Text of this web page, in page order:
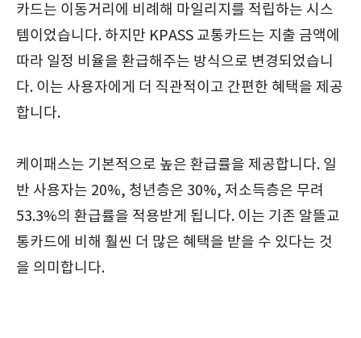
카드는 이동거리에 비례해 마일리지를 적립하는 시스
템이었습니다. 하지만 KPASS 교통카드는 지출 금액에
따라 일정 비율을 환급해주는 방식으로 변경되었습니
다. 이는 사용자에게 더 직관적이고 간편한 혜택을 제공
합니다.
케이패스는 기본적으로 높은 환급률을 제공합니다. 일
반 사용자는 20%, 청년층은 30%, 저소득층은 무려
53.3%의 환급률을 적용받게 됩니다. 이는 기존 알뜰교
통카드에 비해 훨씬 더 많은 혜택을 받을 수 있다는 것
을 의미합니다.